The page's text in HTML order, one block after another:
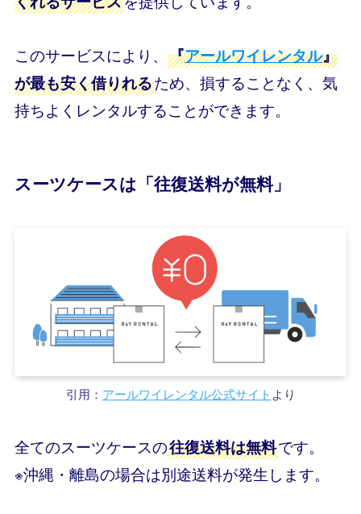
このサービスにより、 『アールワイレンタル』
が最も安く借りれるため、損することなく、気
持ちよくレンタルすることができます。
スーツケースは「往復送料が無料」
引用： アールワイレンタル公式サイト より
全てのスーツケースの往復送料は無料です。
※沖縄・離島の場合は別途送料が発生します。